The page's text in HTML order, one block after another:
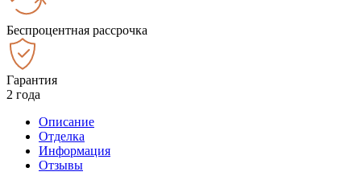
Беспроцентная рассрочка
Гарантия
2 года
Описание
Отделка
Информация
Отзывы